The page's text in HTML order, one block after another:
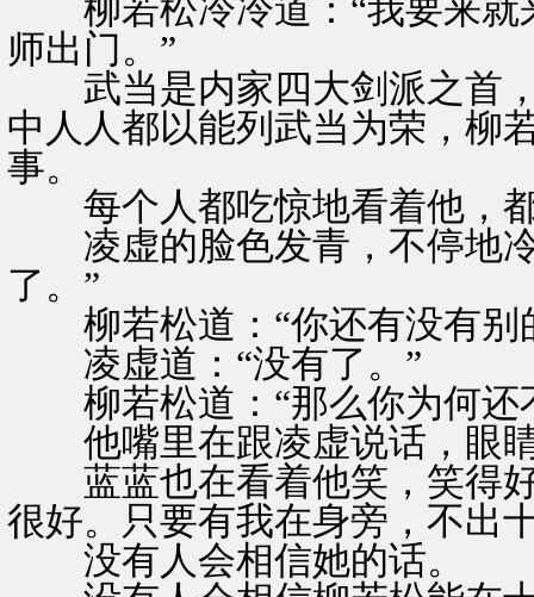
柳若松冷冷道：“我要来就
师出门。”
武当是内家四大剑派之首，
中人人都以能列武当为荣，柳
事。
每个人都吃惊地看着他，都
凌虚的脸色发青，不停地冷
了。”
柳若松道：“你还有没有别
凌虚道：“没有了。”
柳若松道：“那么你为何还
他嘴里在跟凌虚说话，眼
蓝蓝也在看着他笑，笑得好
很好。只要有我在身旁，不出
没有人会相信她的话。